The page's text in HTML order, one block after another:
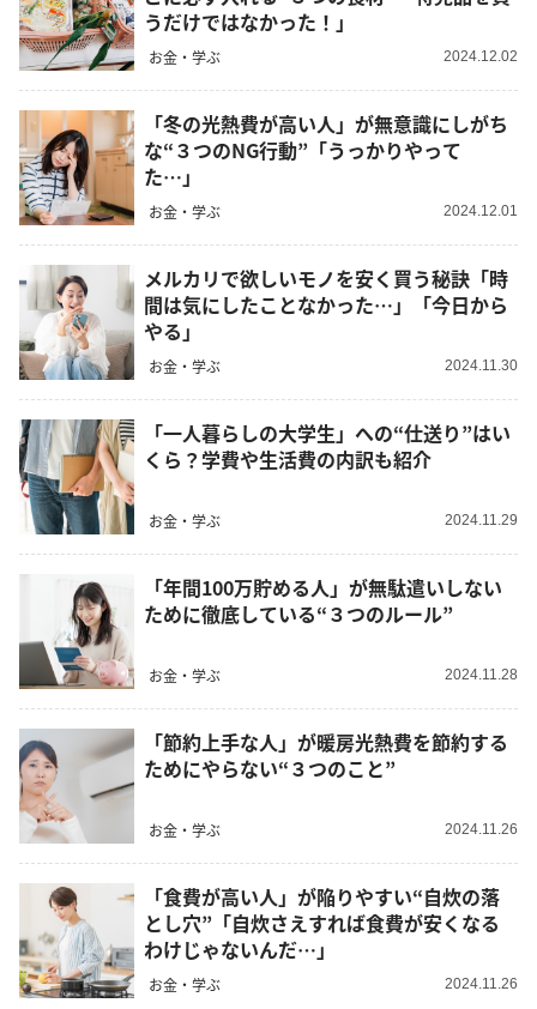
うだけではなかった！」
お金・学ぶ 2024.12.02
「冬の光熱費が高い人」が無意識にしがち
な“３つのNG行動”「うっかりやって
た…」
お金・学ぶ 2024.12.01
メルカリで欲しいモノを安く買う秘訣「時
間は気にしたことなかった…」「今日から
やる」
お金・学ぶ 2024.11.30
「一人暮らしの大学生」への“仕送り”はい
くら？学費や生活費の内訳も紹介
お金・学ぶ 2024.11.29
「年間100万貯める人」が無駄遣いしない
ために徹底している“３つのルール”
お金・学ぶ 2024.11.28
「節約上手な人」が暖房光熱費を節約する
ためにやらない“３つのこと”
お金・学ぶ 2024.11.26
「食費が高い人」が陥りやすい“自炊の落
とし穴”「自炊さえすれば食費が安くなる
わけじゃないんだ…」
お金・学ぶ 2024.11.26